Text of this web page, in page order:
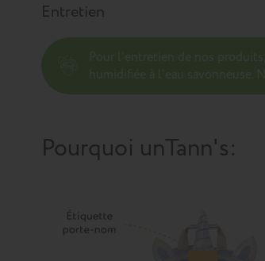
Entretien
Pourquoi unTann's: